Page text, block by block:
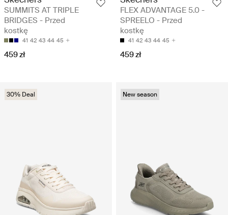
SUMMITS AT TRIPLE
BRIDGES - Przed
kostkę
41 42 43 44 45
459 zł
FLEX ADVANTAGE 5.0 -
SPREELO - Przed
kostkę
41 42 43 44 45
459 zł
30% Deal New season